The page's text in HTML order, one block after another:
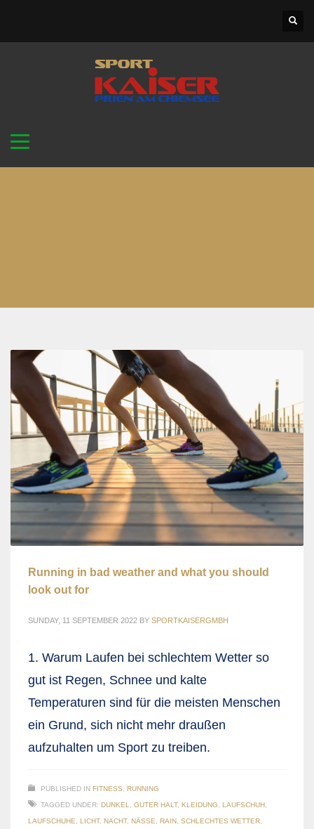
Running in bad weather and what you should
look out for
SUNDAY, 11 SEPTEMBER 2022 BY SPORTKAISERGMBH
1. Warum Laufen bei schlechtem Wetter so
gut ist Regen, Schnee und kalte
Temperaturen sind für die meisten Menschen
ein Grund, sich nicht mehr draußen
aufzuhalten um Sport zu treiben.
PUBLISHED IN FITNESS RUNNING
TAGGED UNDER: DUNKEL GUTER HALT, KLEIDUNG LAUFSCHUH
LAUFSCHUHE LICHT, NACHT, NÄSSE RAIN SCHLECHTES WETTER